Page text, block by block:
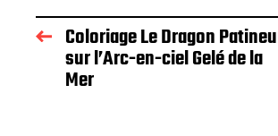
Coloriage Le Dragon
sur l’Arc-en-ciel Gelé de la
Mer